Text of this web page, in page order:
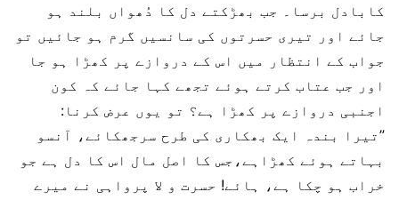
کابادل برسا۔ جب بھڑکتے دل کا دُھواں بلند ہو
جائے اور تیری حسرتوں کی سانسیں گرم ہو جائیں تو
جواب کے انتظار میں اس کے دروازے پر کھڑا ہو جا
اور جب عتاب کرتے ہوئے تجھے کہا جائے کہ کون
اجنبی دروازے پر کھڑا ہے؟ تو یوں عرض کرنا:
”تیرا بندہ ایک بھکاری کی طرح سرجھکائے، آنسو
بہاتے ہوئے کھڑاہے،جس کا اصل مال اس کا دل ہے جو
خراب ہو چکا ہے، ہائے! حسرت و لا پرواہی نے میرے